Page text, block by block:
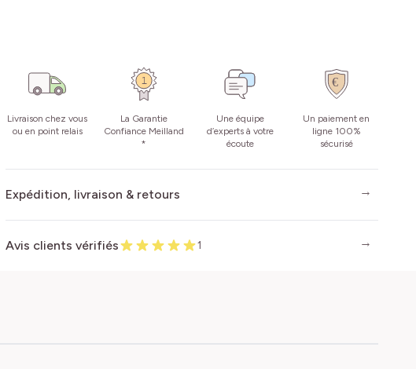
Livraison chez vous
ou en point relais
La Garantie
Confiance Meilland
*
Une équipe
d’experts à votre
écoute
Un paiement en
ligne 100%
sécurisé
Expédition, livraison & retours
Avis clients vérifiés 1